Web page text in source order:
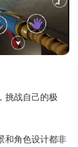
挑战自己的极
和角色设计都非